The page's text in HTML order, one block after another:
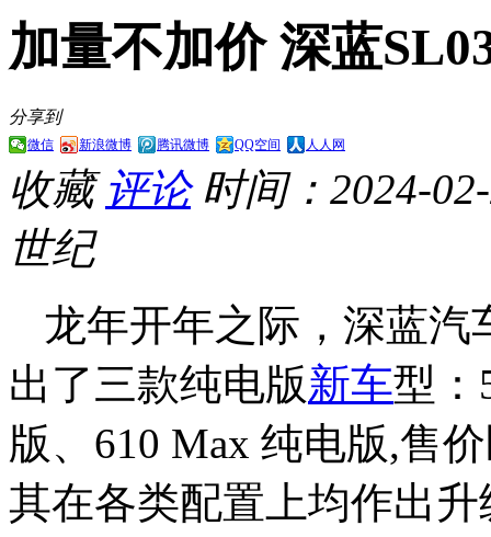
加量不加价 深蓝
分享到
微信 新浪微博 腾讯微博 QQ空间 人人网
收藏 评论 时间：2024-
世纪
龙年开年之际，深蓝汽
出了三款纯电版新车型：
版、610 Max 纯电版,售
其在各类配置上均作出